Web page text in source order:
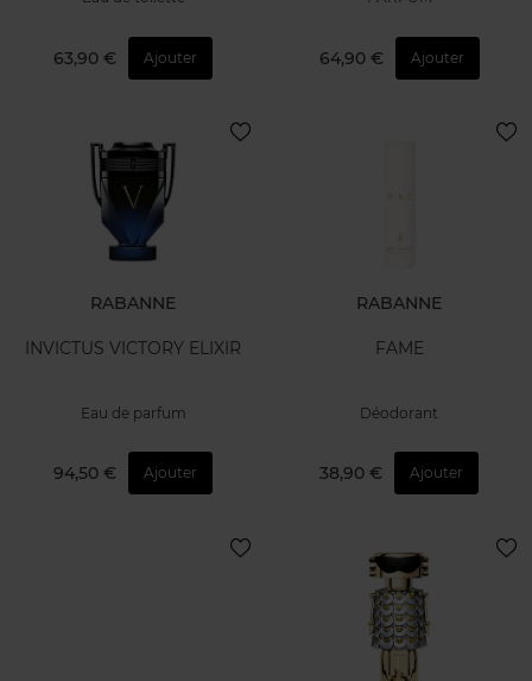
63,90 € Ajouter 64,90 € Ajouter
RABANNE
INVICTUS VICTORY ELIXIR
Eau de parfum
94,50 € Ajouter
RABANNE
FAME
Déodorant
38,90 € Ajouter